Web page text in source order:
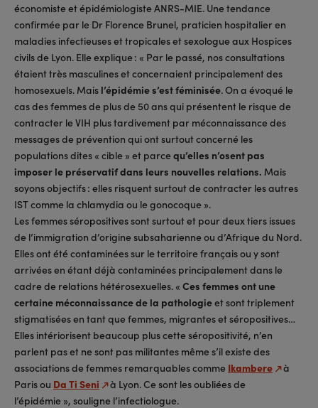
économiste et épidémiologiste ANRS-MIE. Une tendance
confirmée par le Dr Florence Brunel, praticien hospitalier en
maladies infectieuses et tropicales et sexologue aux Hospices
civils de Lyon. Elle explique : « Par le passé, nos consultations
étaient très masculines et concernaient principalement des
homosexuels. Mais l’épidémie s’est féminisée. On a évoqué le
cas des femmes de plus de 50 ans qui présentent le risque de
contracter le VIH plus tardivement par méconnaissance des
messages de prévention qui ont surtout concerné les
populations dites « cible » et parcequ’elles n’osent pas
imposer le préservatif dans leurs nouvelles relations. Mais
soyons objectifs : elles risquent surtout de contracter les autres
IST comme la chlamydia ou le gonocoque ».
Les femmes séropositives sont surtout et pour deux tiers issues
de l’immigration d’origine subsaharienne ou d’Afrique du Nord.
Elles ont été contaminées sur le territoire français ou y sont
arrivées en étant déjà contaminées principalement dans le
cadre de relations hétérosexuelles. « Ces femmes ont une
certaine méconnaissance de la pathologieet sont triplement
stigmatisées en tant que femmes, migrantes et séropositives…
Elles intériorisent beaucoup plus cette séropositivité, n’en
parlent pas et ne sont pas militantes même s’il existe des
associations de femmes remarquables comme Ikambere à
Paris ou Da Ti Seni
à Lyon. Ce sont les oubliées de
l’épidémie », souligne l’infectiologue.